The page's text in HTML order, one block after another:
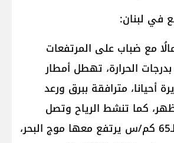
في لبنان:
مع ضباب على المرتفعات
الحرارة، تهطل أمطار
أحيانا، مترافقة ببرق ورعد
كما تنشط الرياح وتصل
سرعتها لحدود الـ65 كم/س يرتفع معها موج البحر،